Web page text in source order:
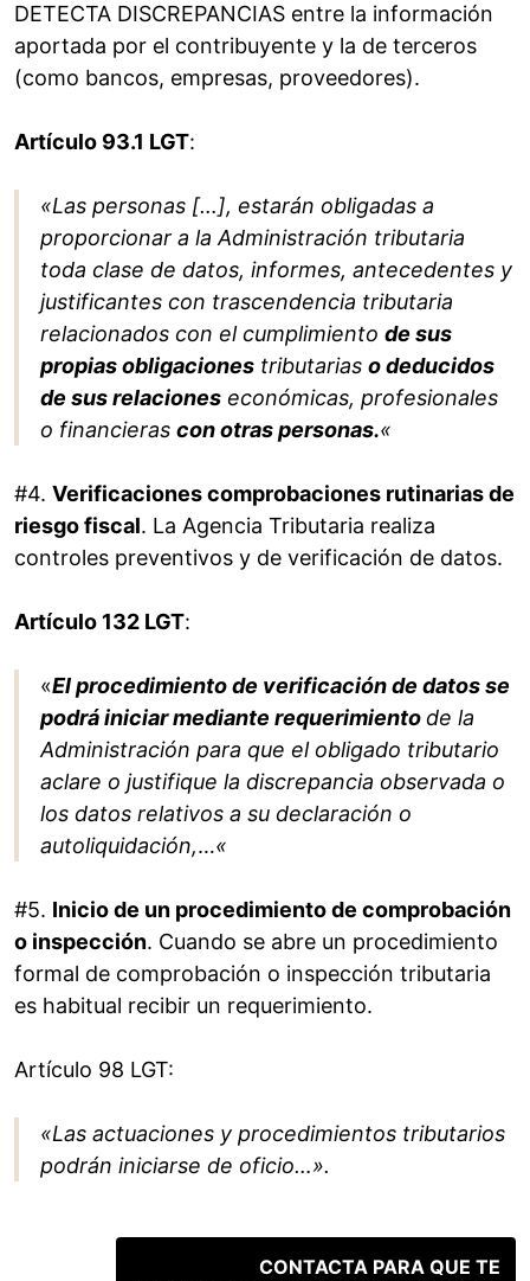
DETECTA DISCREPANCIAS entre la información
aportada por el contribuyente y la de terceros
(como bancos, empresas, proveedores).
Artículo 93.1 LGT:
«Las personas […], estarán obligadas a
proporcionar a la Administración tributaria
toda clase de datos, informes, antecedentes y
justificantes con trascendencia tributaria
relacionados con el cumplimiento de sus
propias obligaciones tributarias o deducidos
de sus relaciones económicas, profesionales
o financieras con otras personas.«
#4. Verificaciones comprobaciones rutinarias de
riesgo fiscal. La Agencia Tributaria realiza
controles preventivos y de verificación de datos.
Artículo 132 LGT:
«El procedimiento de verificación de datos se
podrá iniciar mediante requerimientode la
Administración para que el obligado tributario
aclare o justifique la discrepancia observada o
los datos relativos a su declaración o
autoliquidación,…«
#5. Inicio de un procedimiento de comprobación
o inspección. Cuando se abre un procedimiento
formal de comprobación o inspección tributaria
es habitual recibir un requerimiento.
Artículo 98 LGT:
«Las actuaciones y procedimientos tributarios
podrán iniciarse de oficio…».
CONTACTA PARA QUE TE